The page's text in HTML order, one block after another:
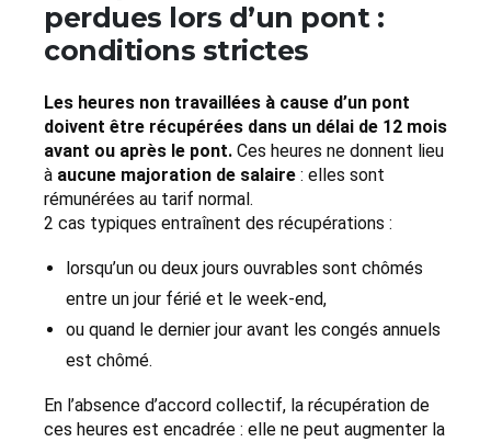
perdues lors d’un pont :
conditions strictes
Les heures non travaillées à cause d’un pont
doivent être récupérées dans un délai de 12 mois
avant ou après le pont. Ces heures ne donnent lieu
à aucune majoration de salaire : elles sont
rémunérées au tarif normal.
2 cas typiques entraînent des récupérations :
lorsqu’un ou deux jours ouvrables sont chômés
entre un jour férié et le week-end,
ou quand le dernier jour avant les congés annuels
est chômé.
En l’absence d’accord collectif, la récupération de
ces heures est encadrée : elle ne peut augmenter la